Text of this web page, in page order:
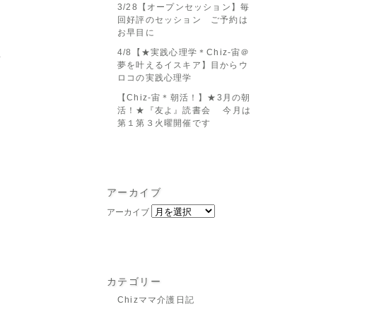
3/28【オープンセッション】毎
回好評のセッション ご予約は
お早目に
4/8【★実践心理学＊Chiz-宙＠
夢を叶えるイスキア】目からウ
ロコの実践心理学
【Chiz-宙＊朝活！】★3月の朝
活！★『友よ』読書会 今月は
第１第３火曜開催です
アーカイブ
アーカイブ
カテゴリー
Chizママ介護日記